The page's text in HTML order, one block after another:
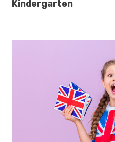
Kindergarten